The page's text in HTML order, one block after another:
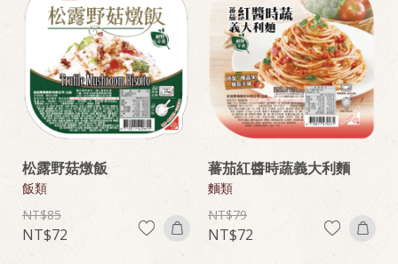
松露野菇燉飯
飯類
85
72
蕃茄紅醬時蔬義大利麵
麵類
79
72